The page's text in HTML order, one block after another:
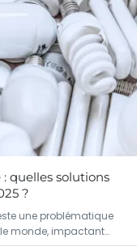
quelles solutions
?
une problématique
monde, impactant…